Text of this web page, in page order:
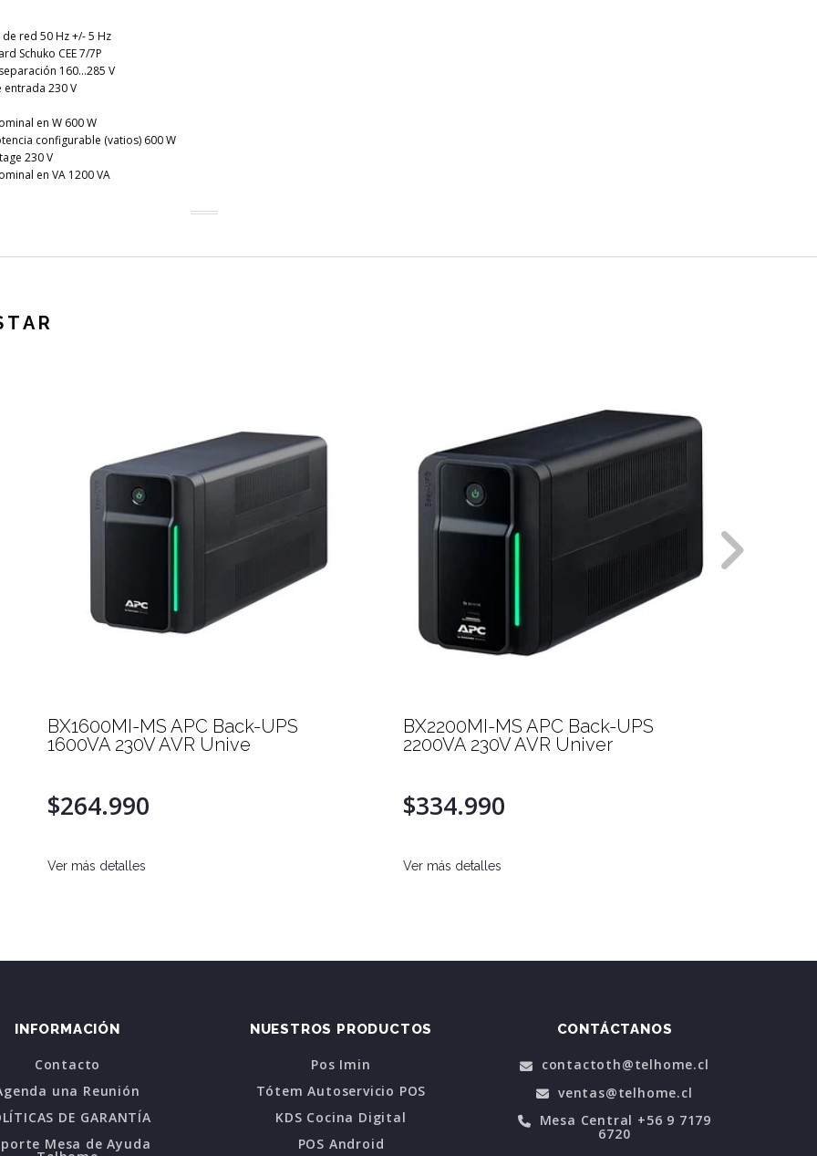
red 50 Hz +/- 5 Hz
Schuko CEE 7/7P
160...285 V
entrada 230 V
en W 600 W
configurable (vatios) 600 W
230 V
en VA 1200 VA
BX1600MI-MS APC Back-UPS
1600VA 230V AVR Unive
$264.990
Ver más detalles
BX2200MI-MS APC Back-UPS
2200VA 230V AVR Univer
$334.990
Ver más detalles
INFORMACIÓN
Contacto
una Reunión
DE GARANTÍA
Mesa de Ayuda
NUESTROS PRODUCTOS
Pos Imin
Tótem Autoservicio POS
KDS Cocina Digital
POS Android
CONTÁCTANOS
contactoth@telhome.cl
ventas@telhome.cl
Mesa Central +56 9 7179
6720